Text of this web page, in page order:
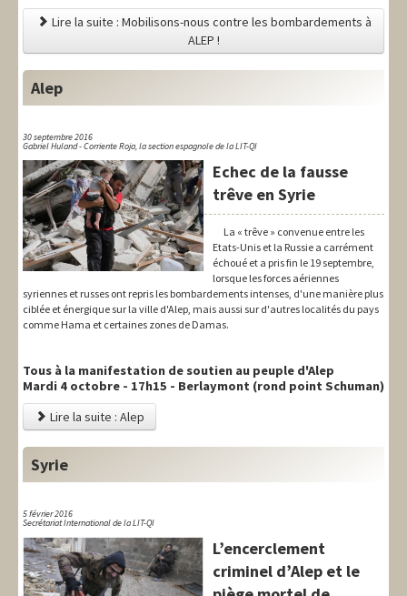
Lire la suite : Mobilisons-nous contre les bombardements à
ALEP !
Alep
30 septembre 2016
Gabriel Huland - Corriente Roja, la section espagnole de la LIT-QI
Echec de la fausse
trêve en Syrie
La « trêve » convenue entre les
Etats-Unis et la Russie a carrément
échoué et a pris fin le 19 septembre,
lorsque les forces aériennes
syriennes et russes ont repris les bombardements intenses, d'une manière plus
ciblée et énergique sur la ville d'Alep, mais aussi sur d'autres localités du pays
comme Hama et certaines zones de Damas.
Tous à la manifestation de soutien au peuple d'Alep
Mardi 4 octobre - 17h15 - Berlaymont (rond point Schuman)
Lire la suite : Alep
Syrie
5 février 2016
Secrétariat International de la LIT-QI
L’encerclement
criminel d’Alep et le